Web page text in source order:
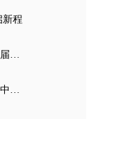
新程
云南基督教神学院举行2026届毕业典礼
基督教全国两会本届基督教中国化推进委员会在成都召开专题编写工作会议